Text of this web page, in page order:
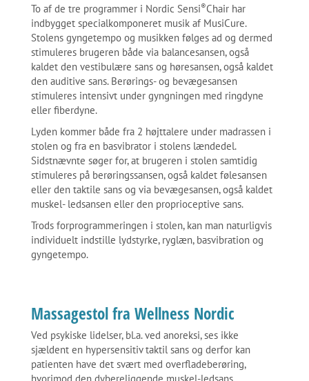
To af de tre programmer i Nordic Sensi®Chair har
indbygget specialkomponeret musik af MusiCure.
Stolens gyngetempo og musikken følges ad og dermed
stimuleres brugeren både via balancesansen, også
kaldet den vestibulære sans og høresansen, også kaldet
den auditive sans. Berørings- og bevægesansen
stimuleres intensivt under gyngningen med ringdyne
eller fiberdyne.
Lyden kommer både fra 2 højttalere under madrassen i
stolen og fra en basvibrator i stolens lændedel.
Sidstnævnte søger for, at brugeren i stolen samtidig
stimuleres på berøringssansen, også kaldet følesansen
eller den taktile sans og via bevægesansen, også kaldet
muskel- ledsansen eller den proprioceptive sans.
Trods forprogrammeringen i stolen, kan man naturligvis
individuelt indstille lydstyrke, ryglæn, basvibration og
gyngetempo.
Massagestol fra Wellness Nordic
Ved psykiske lidelser, bl.a. ved anoreksi, ses ikke
sjældent en hypersensitiv taktil sans og derfor kan
patienten have det svært med overfladeberøring,